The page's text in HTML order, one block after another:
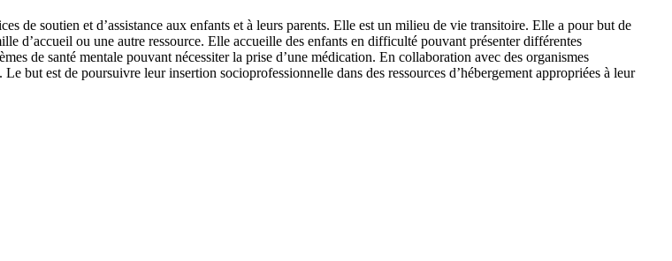
de soutien et d’assistance aux enfants et à leurs parents. Elle est un milieu de vie transitoire. Elle a pour but de
d’accueil ou une autre ressource. Elle accueille des enfants en difficulté pouvant présenter différentes
de santé mentale pouvant nécessiter la prise d’une médication. En collaboration avec des organismes
but est de poursuivre leur insertion socioprofessionnelle dans des ressources d’hébergement appropriées à leur